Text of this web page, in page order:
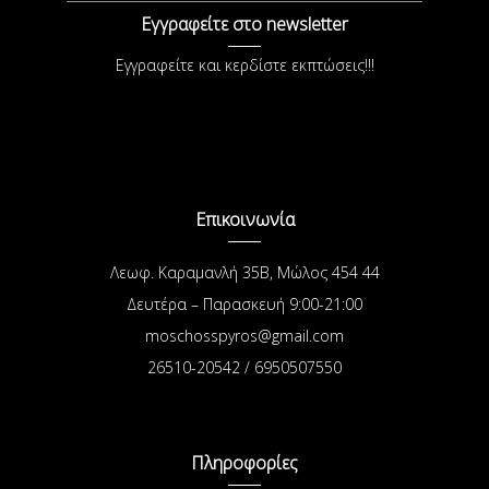
Εγγραφείτε στο newsletter
Εγγραφείτε και κερδίστε εκπτώσεις!!!
Επικοινωνία
Λεωφ. Καραμανλή 35Β, Μώλος 454 44
Δευτέρα – Παρασκευή 9:00-21:00
moschosspyros@gmail.com
26510-20542 / 6950507550
Πληροφορίες